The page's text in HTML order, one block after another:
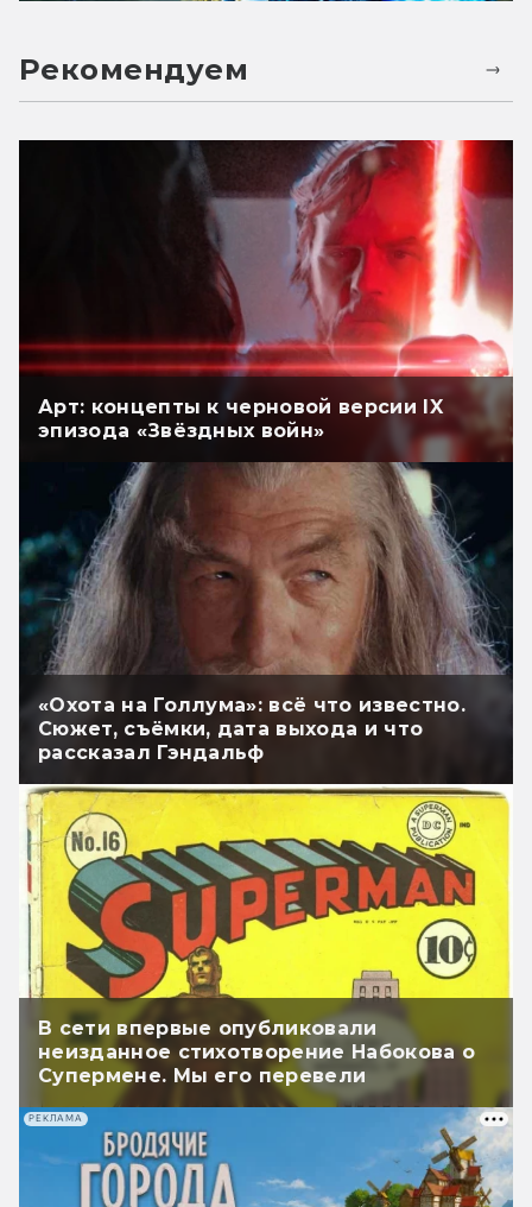
Рекомендуем
Арт: концепты к черновой версии IX
эпизода «Звёздных войн»
«Охота на Голлума»: всё что известно.
Сюжет, съёмки, дата выхода и что
рассказал Гэндальф
В сети впервые опубликовали
неизданное стихотворение Набокова о
Супермене. Мы его перевели
РЕКЛАМА